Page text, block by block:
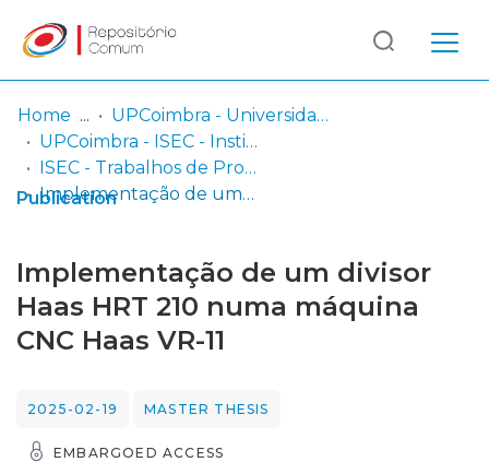
Communities
& Collections
Entities
Statistics
Log
In
(current)
Home
UPCoimbra - Universidade Politécnica de Coimbra
UPCoimbra - ISEC - Instituto Superior de Engenharia de Coimbra
ISEC - Trabalhos de Projeto | Relatórios de Estágio | Projetos de Investigação
Implementação de um divisor Haas HRT 210 numa máquina CNC Haas VR-11
Publication
Implementação de um divisor
Haas HRT 210 numa máquina
CNC Haas VR-11
2025-02-19 MASTER THESIS
EMBARGOED ACCESS